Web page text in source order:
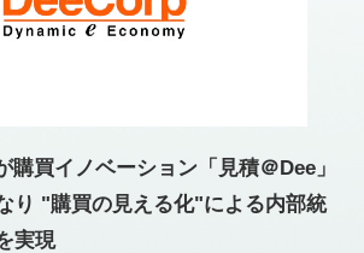
購買イノベーション 「見積＠Dee」
り "購買の見える化"による内部統
実現